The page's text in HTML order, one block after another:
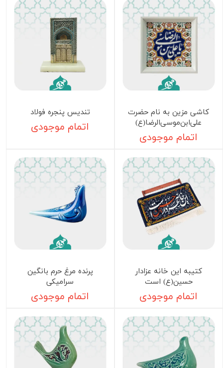
کاشی مزین به نام حضرت
علی‌ابن‌موسی‌الرضا(ع)
اتمام موجودی
تندیس پنجره فولاد
اتمام موجودی
کتیبه این خانه عزادار
حسین(ع) است
اتمام موجودی
پرنده مرغ حرم بانگین
سرامیکی
اتمام موجودی